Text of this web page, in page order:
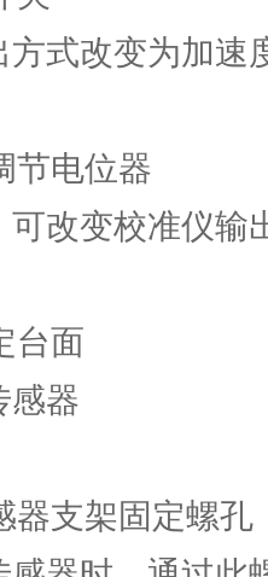
方式改变为加速
节电位器
可改变校准仪输
台面
感器
器支架固定螺孔